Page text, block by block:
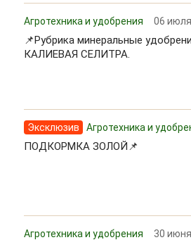
Агротехника и удобрения 06 июля
📌Рубрика минеральные
КАЛИЕВАЯ СЕЛИТРА.
Эксклюзив Агротехника и
ПОДКОРМКА ЗОЛОЙ📌
Агротехника и удобрения 30 июня